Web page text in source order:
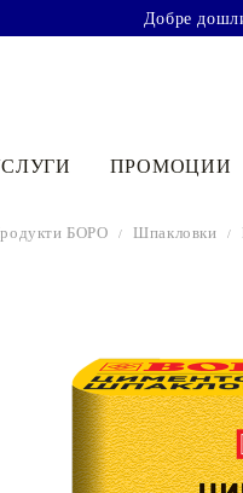
Добре
ПРОМОЦИИ
БОРО Шпакловки